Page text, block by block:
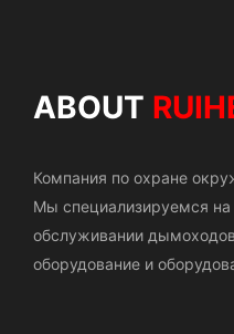
ABOUT
Компания по охране
Мы специализируемся на
обслуживании
оборудование и